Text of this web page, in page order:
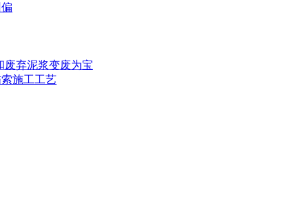
废弃泥浆变废为宝
施工工艺